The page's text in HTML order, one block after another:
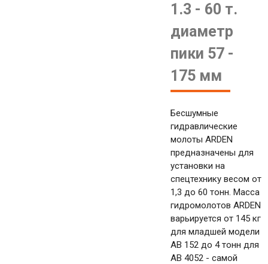
1.3 - 60 т.
диаметр
пики 57 -
175 мм
Бесшумные
гидравлические
молоты ARDEN
предназначены для
установки на
спецтехнику весом от
1,3 до 60 тонн. Масса
гидромолотов ARDEN
варьируется от 145 кг
для младшей модели
AB 152 до 4 тонн для
AB 4052 - самой